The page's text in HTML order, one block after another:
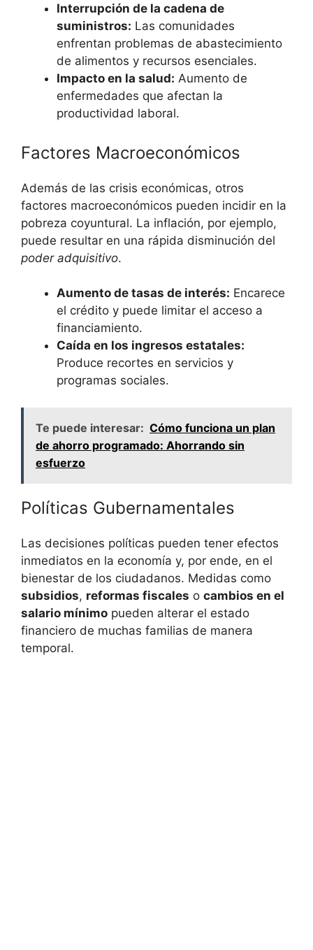
Interrupción de la cadena de
suministros: Las comunidades
enfrentan problemas de abastecimiento
de alimentos y recursos esenciales.
Impacto en la salud: Aumento de
enfermedades que afectan la
productividad laboral.
Factores Macroeconómicos
Además de las crisis económicas, otros
factores macroeconómicos pueden incidir en la
pobreza coyuntural. La inflación, por ejemplo,
puede resultar en una rápida disminución del
poder adquisitivo.
Aumento de tasas de interés: Encarece
el crédito y puede limitar el acceso a
financiamiento.
Caída en los ingresos estatales:
Produce recortes en servicios y
programas sociales.
Te puede interesar: Cómo funciona un plan
de ahorro programado: Ahorrando sin
esfuerzo
Políticas Gubernamentales
Las decisiones políticas pueden tener efectos
inmediatos en la economía y, por ende, en el
bienestar de los ciudadanos. Medidas como
subsidios, reformas fiscales o cambios en el
salario mínimo pueden alterar el estado
financiero de muchas familias de manera
temporal.